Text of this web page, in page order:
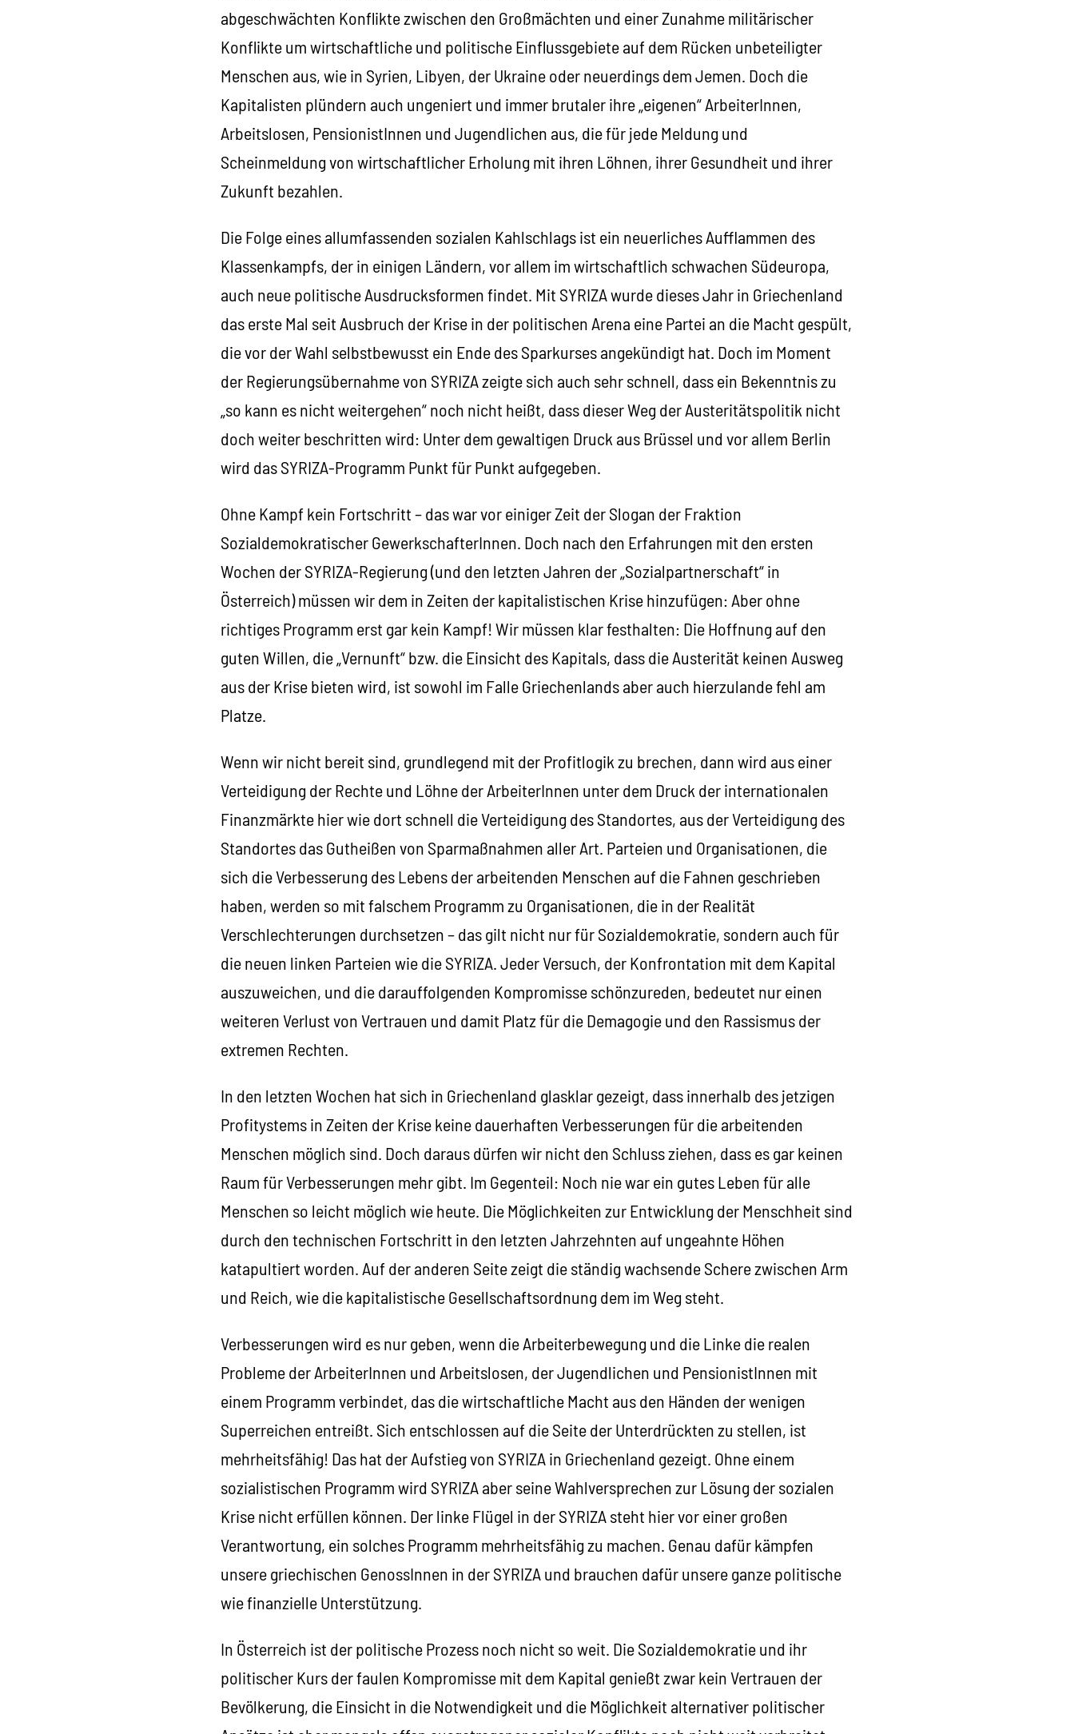
abgeschwächten Konflikte zwischen den Großmächten und einer Zunahme militärischer
Konflikte um wirtschaftliche und politische Einflussgebiete auf dem Rücken unbeteiligter
Menschen aus, wie in Syrien, Libyen, der Ukraine oder neuerdings dem Jemen. Doch die
Kapitalisten plündern auch ungeniert und immer brutaler ihre „eigenen“ ArbeiterInnen,
Arbeitslosen, PensionistInnen und Jugendlichen aus, die für jede Meldung und
Scheinmeldung von wirtschaftlicher Erholung mit ihren Löhnen, ihrer Gesundheit und ihrer
Zukunft bezahlen.
Die Folge eines allumfassenden sozialen Kahlschlags ist ein neuerliches Aufflammen des
Klassenkampfs, der in einigen Ländern, vor allem im wirtschaftlich schwachen Südeuropa,
auch neue politische Ausdrucksformen findet. Mit SYRIZA wurde dieses Jahr in Griechenland
das erste Mal seit Ausbruch der Krise in der politischen Arena eine Partei an die Macht gespült,
die vor der Wahl selbstbewusst ein Ende des Sparkurses angekündigt hat. Doch im Moment
der Regierungsübernahme von SYRIZA zeigte sich auch sehr schnell, dass ein Bekenntnis zu
„so kann es nicht weitergehen“ noch nicht heißt, dass dieser Weg der Austeritätspolitik nicht
doch weiter beschritten wird: Unter dem gewaltigen Druck aus Brüssel und vor allem Berlin
wird das SYRIZA-Programm Punkt für Punkt aufgegeben.
Ohne Kampf kein Fortschritt – das war vor einiger Zeit der Slogan der Fraktion
Sozialdemokratischer GewerkschafterInnen. Doch nach den Erfahrungen mit den ersten
Wochen der SYRIZA-Regierung (und den letzten Jahren der „Sozialpartnerschaft“ in
Österreich) müssen wir dem in Zeiten der kapitalistischen Krise hinzufügen: Aber ohne
richtiges Programm erst gar kein Kampf! Wir müssen klar festhalten: Die Hoffnung auf den
guten Willen, die „Vernunft“ bzw. die Einsicht des Kapitals, dass die Austerität keinen Ausweg
aus der Krise bieten wird, ist sowohl im Falle Griechenlands aber auch hierzulande fehl am
Platze.
Wenn wir nicht bereit sind, grundlegend mit der Profitlogik zu brechen, dann wird aus einer
Verteidigung der Rechte und Löhne der ArbeiterInnen unter dem Druck der internationalen
Finanzmärkte hier wie dort schnell die Verteidigung des Standortes, aus der Verteidigung des
Standortes das Gutheißen von Sparmaßnahmen aller Art. Parteien und Organisationen, die
sich die Verbesserung des Lebens der arbeitenden Menschen auf die Fahnen geschrieben
haben, werden so mit falschem Programm zu Organisationen, die in der Realität
Verschlechterungen durchsetzen – das gilt nicht nur für Sozialdemokratie, sondern auch für
die neuen linken Parteien wie die SYRIZA. Jeder Versuch, der Konfrontation mit dem Kapital
auszuweichen, und die darauffolgenden Kompromisse schönzureden, bedeutet nur einen
weiteren Verlust von Vertrauen und damit Platz für die Demagogie und den Rassismus der
extremen Rechten.
In den letzten Wochen hat sich in Griechenland glasklar gezeigt, dass innerhalb des jetzigen
Profitystems in Zeiten der Krise keine dauerhaften Verbesserungen für die arbeitenden
Menschen möglich sind. Doch daraus dürfen wir nicht den Schluss ziehen, dass es gar keinen
Raum für Verbesserungen mehr gibt. Im Gegenteil: Noch nie war ein gutes Leben für alle
Menschen so leicht möglich wie heute. Die Möglichkeiten zur Entwicklung der Menschheit sind
durch den technischen Fortschritt in den letzten Jahrzehnten auf ungeahnte Höhen
katapultiert worden. Auf der anderen Seite zeigt die ständig wachsende Schere zwischen Arm
und Reich, wie die kapitalistische Gesellschaftsordnung dem im Weg steht.
Verbesserungen wird es nur geben, wenn die Arbeiterbewegung und die Linke die realen
Probleme der ArbeiterInnen und Arbeitslosen, der Jugendlichen und PensionistInnen mit
einem Programm verbindet, das die wirtschaftliche Macht aus den Händen der wenigen
Superreichen entreißt. Sich entschlossen auf die Seite der Unterdrückten zu stellen, ist
mehrheitsfähig! Das hat der Aufstieg von SYRIZA in Griechenland gezeigt. Ohne einem
sozialistischen Programm wird SYRIZA aber seine Wahlversprechen zur Lösung der sozialen
Krise nicht erfüllen können. Der linke Flügel in der SYRIZA steht hier vor einer großen
Verantwortung, ein solches Programm mehrheitsfähig zu machen. Genau dafür kämpfen
unsere griechischen GenossInnen in der SYRIZA und brauchen dafür unsere ganze politische
wie finanzielle Unterstützung.
In Österreich ist der politische Prozess noch nicht so weit. Die Sozialdemokratie und ihr
politischer Kurs der faulen Kompromisse mit dem Kapital genießt zwar kein Vertrauen der
Bevölkerung, die Einsicht in die Notwendigkeit und die Möglichkeit alternativer politischer